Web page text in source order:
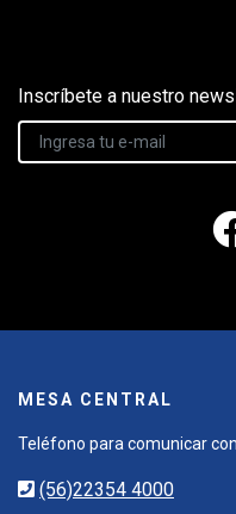
Inscríbete a nuestro
MESA CENTRAL
Teléfono para comunicar
(56)22354 4000